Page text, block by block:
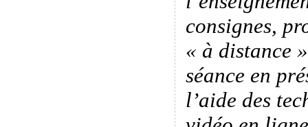
consignes,
« à distance
séance en
l’aide des